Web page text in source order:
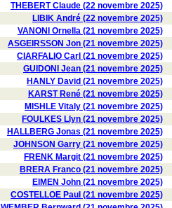
THEBERT Claude (22 novembre 2025)
LIBIK André (22 novembre 2025)
VANONI Ornella (21 novembre 2025)
ASGEIRSSON Jon (21 novembre 2025)
CIARFALIO Carl (21 novembre 2025)
GUIDONI Jean (21 novembre 2025)
HANLY David (21 novembre 2025)
KARST René (21 novembre 2025)
MISHLE Vitaly (21 novembre 2025)
FOULKES Llyn (21 novembre 2025)
HALLBERG Jonas (21 novembre 2025)
JOHNSON Garry (21 novembre 2025)
FRENK Margit (21 novembre 2025)
BRERA Franco (21 novembre 2025)
EIMEN John (21 novembre 2025)
COSTELLOE Paul (21 novembre 2025)